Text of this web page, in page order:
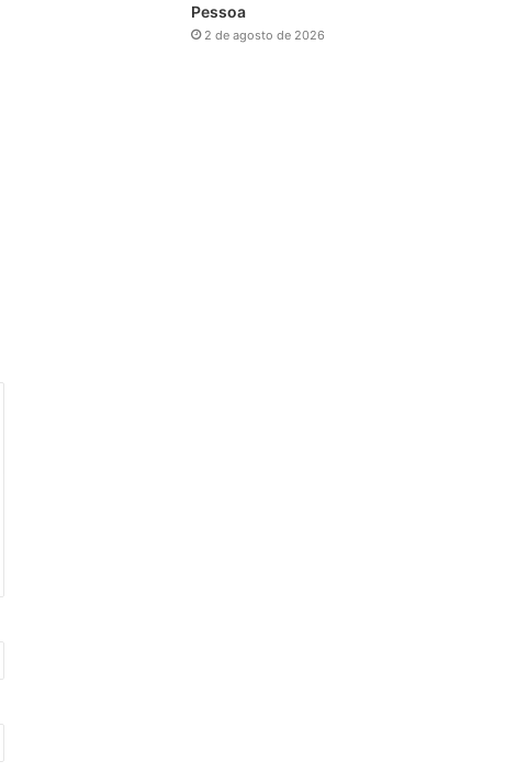
Pessoa
2 de agosto de 2026